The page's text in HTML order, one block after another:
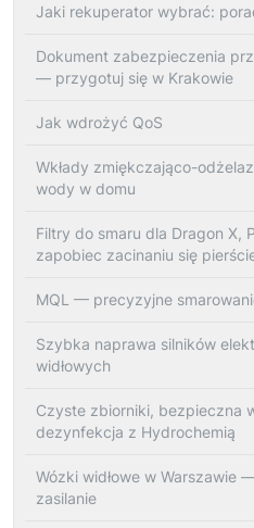
Jaki rekuperator wybrać:
Dokument zabezpieczenia
— przygotuj się w Krakowie
Jak wdrożyć QoS
Wkłady zmiękczająco-
wody w domu
Filtry do smaru dla Dragon X,
zapobiec zacinaniu się
MQL — precyzyjne
Szybka naprawa silników
widłowych
Czyste zbiorniki, bezpieczna
dezynfekcja z Hydrochemią
Wózki widłowe w Warszawie
zasilanie